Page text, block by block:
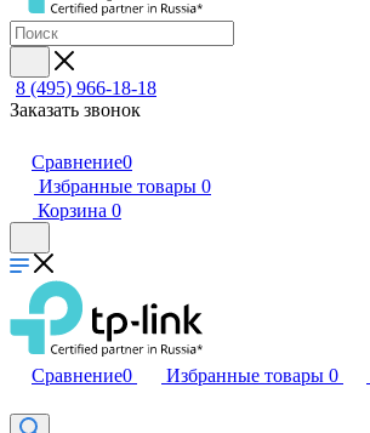
8 (495) 966-18-18
Заказать звонок
Сравнение0
Избранные товары 0
Корзина 0
Сравнение0 Избранные товары 0